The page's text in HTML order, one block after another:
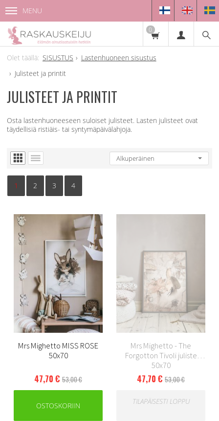
MENU
0
SISUSTUS
Lastenhuoneen sisustus
Julisteet ja printit
JULISTEET JA PRINTIT
Osta lastenhuoneeseen suloiset julisteet. Lasten julisteet ovat
täydellisiä ristiäis- tai syntymäpäivälahjoja.
1 2 3 4
Mrs Mighetto MISS ROSE
50x70
47,70 € 53,00 €
OSTOSKORIIN
Mrs Mighetto - The
Forgotton Tivoli juliste
50x70
47,70 € 53,00 €
TILAPÄISESTI LOPPU